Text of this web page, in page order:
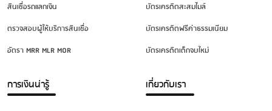
ชำระผ่านระบบโทรศัพท์อัตโนมัติ
: เขต กทม. และปริมณฑล (บาท/
รายการ) ธนาคารกรุงไทย โทร 02 111 1111 ไม่มีค่าธรรมเนียม ธนาคารไทย
บาท ส่วนที่เกินคิดเพิ่ม 0.1 (สูงสุดไม่เกิน 1,000 บาท) ธนาคารกรุงเทพ โทร
0.1 (สูงสุดไม่เกิน 1,000 บาท) ธนาคารยูโอบี โทร 02 285 1555 10 บาท
เขตต่างจังหวัด (บาท/รายการ) ธนาคารกรุงไทย โทร 02 111 1111 ไม่มีค่า
สินเชื่อรถแลกเงิน
ตรวจสอบผู้ให้บริการสินเชื่อ
อัตรา MRR MLR MOR
บัตรเครดิตสะสมไมล์
บัตรเครดิตฟรีค่าธรรมเนียม
บัตรเครดิตเด็กจบใหม่
การเงินน่ารู้ เกี่ยวกับเรา